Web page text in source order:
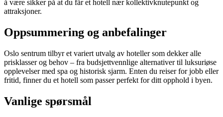
å være sikker på at du får et hotell nær kollektivknutepunkt og
attraksjoner.
Oppsummering og anbefalinger
Oslo sentrum tilbyr et variert utvalg av hoteller som dekker alle
prisklasser og behov – fra budsjettvennlige alternativer til luksuriøse
opplevelser med spa og historisk sjarm. Enten du reiser for jobb eller
fritid, finner du et hotell som passer perfekt for ditt opphold i byen.
Vanlige spørsmål